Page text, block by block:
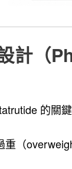
計（
的關
（